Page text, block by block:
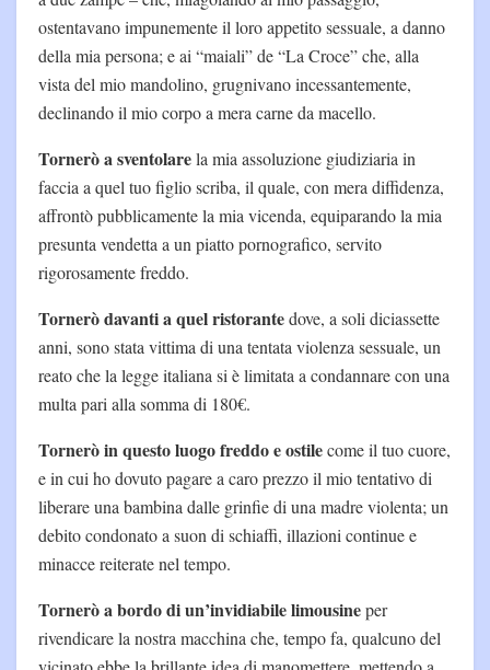
ostentavano impunemente il loro appetito sessuale, a danno
della mia persona; e ai “maiali” de “La Croce” che, alla
vista del mio mandolino, grugnivano incessantemente,
declinando il mio corpo a mera carne da macello.
Tornerò a sventolarela mia assoluzione giudiziaria in
faccia a quel tuo figlio scriba, il quale, con mera diffidenza,
affrontò pubblicamente la mia vicenda, equiparando la mia
presunta vendetta a un piatto pornografico, servito
rigorosamente freddo.
Tornerò davanti a quel ristorantedove, a soli diciassette
anni, sono stata vittima di una tentata violenza sessuale, un
reato che la legge italiana si è limitata a condannare con una
multa pari alla somma di 180€.
Tornerò in questo luogo freddo e ostilecome il tuo cuore,
e in cui ho dovuto pagare a caro prezzo il mio tentativo di
liberare una bambina dalle grinfie di una madre violenta; un
debito condonato a suon di schiaffi, illazioni continue e
minacce reiterate nel tempo.
Tornerò a bordo di un’invidiabile limousineper
rivendicare la nostra macchina che, tempo fa, qualcuno del